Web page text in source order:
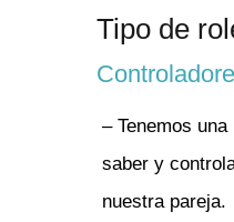
Tipo de
– Tenemos
saber y
nuestra pareja.